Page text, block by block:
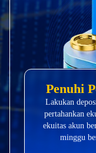
Penuhi
Lakukan
pertahankan
ekuitas akun
minggu